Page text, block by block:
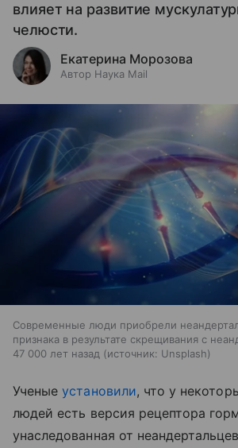
влияет на развитие
челюсти.
Екатерина Морозова
Автор Наука Mail
Современные люди приобрели
признака в результате скрещивания с
47 000 лет назад
источник: Unsplash
Ученыеустановили, что у
людей есть версия рецептора
унаследованная от